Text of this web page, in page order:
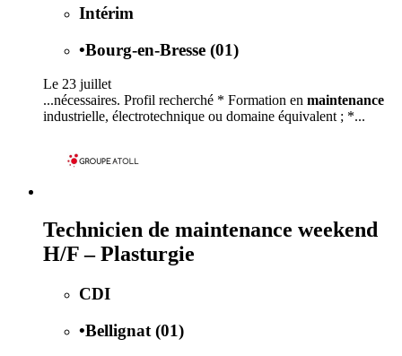
Intérim
•Bourg-en-Bresse (01)
Le 23 juillet
...nécessaires. Profil recherché * Formation en maintenance
industrielle, électrotechnique ou domaine équivalent ; *...
Technicien de maintenance weekend
H/F – Plasturgie
CDI
•Bellignat (01)